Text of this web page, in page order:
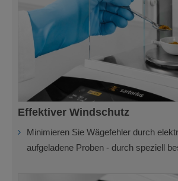
Effektiver Windschutz
Minimieren Sie Wägefehler durch
aufgeladene Proben - durch speziell